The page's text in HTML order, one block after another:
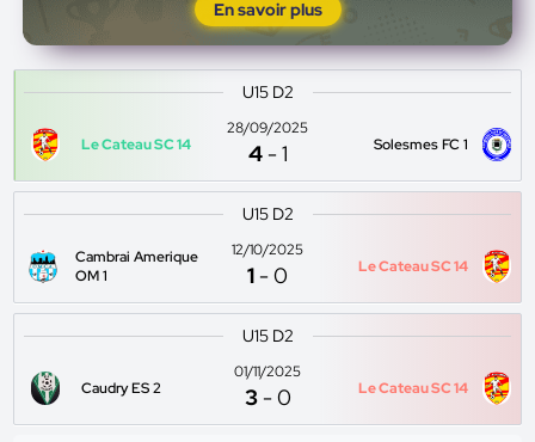
En savoir plus
U15 D2
Le Cateau SC 14
28/09/2025
4 -1 Solesmes FC 1
U15 D2
Cambrai Amerique
OM 1
12/10/2025
1 -0 Le Cateau SC 14
U15 D2
Caudry ES 2
01/11/2025
3 -0 Le Cateau SC 14